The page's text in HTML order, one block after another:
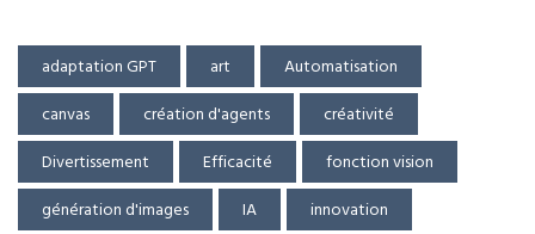
adaptation GPT art
Automatisation
canvas
création d'agents
créativité
Divertissement
Efficacité
fonction vision
génération d'images
IA
innovation